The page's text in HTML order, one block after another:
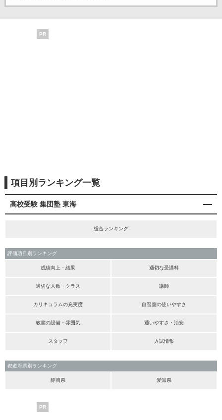
PR
項目別ランキング一覧
高校受験 集団塾 東海
総合ランキング
評価項目別ランキング
成績向上・結果 適切な受講料
適切な人数・クラス 講師
カリキュラムの充実度 自習室の使いやすさ
教室の設備・雰囲気 通いやすさ・治安
スタッフ 入試情報
都道府県別ランキング
静岡県 愛知県
PR